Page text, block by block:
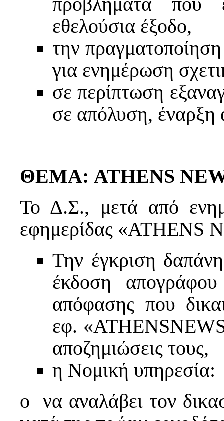
εθελούσια έξοδο,
την
για ενημέρωση
σε περίπτωση
σε απόλυση, έναρξη
ΘΕΜΑ: ATHENS
Το Δ.Σ., μετά από
εφημερίδας «ATHENS
Την έγκριση
έκδοση απογράφου
απόφασης που
εφ.
αποζημιώσεις τους,
η Νομική υπηρεσία:
o να αναλάβει τον